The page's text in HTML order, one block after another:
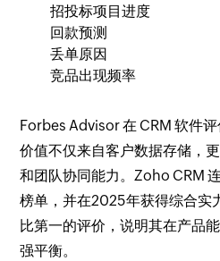
招投标项目进度
回款预测
丢单原因
竞品出现频率
Forbes Advisor 在 CRM 软件
价值不仅来自客户数据存储，
和团队协同能力。Zoho CRM
榜单，并在2025年获得综合实
比第一的评价，说明其在产品
强平衡。